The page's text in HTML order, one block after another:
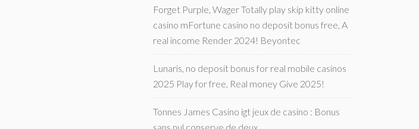
Forget Purple, Wager Totally play skip kitty online
casino mFortune casino no deposit bonus free, A
real income Render 2024! Beyontec
Lunaris, no deposit bonus for real mobile casinos
2025 Play for free, Real money Give 2025!
Tonnes James Casino igt jeux de casino : Bonus